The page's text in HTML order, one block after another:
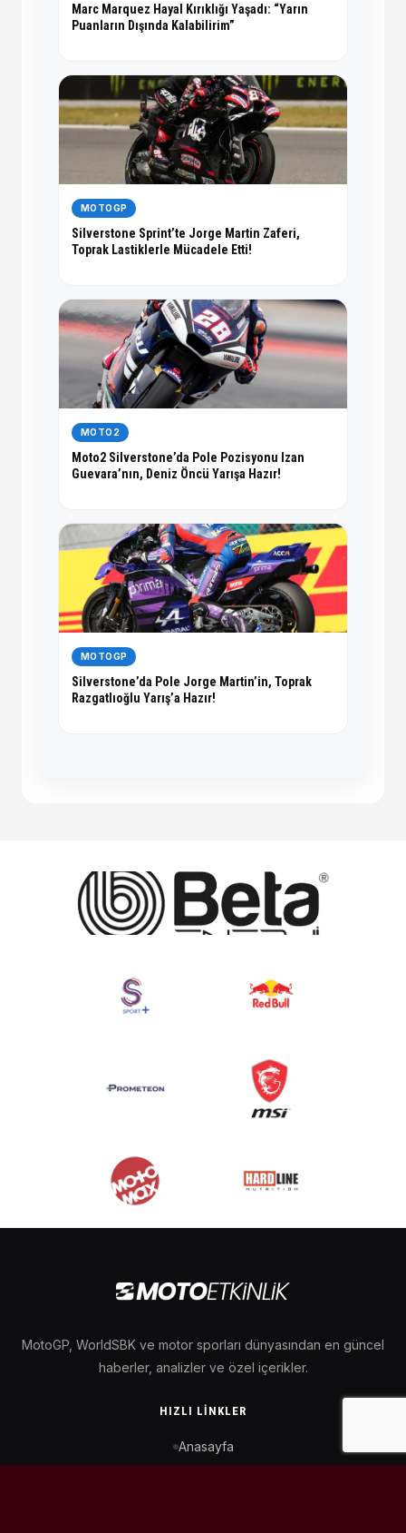
Marc Marquez Hayal Kırıklığı Yaşadı: “Yarın
Puanların Dışında Kalabilirim”
MOTOGP
Silverstone Sprint’te Jorge Martin Zaferi,
Toprak Lastiklerle Mücadele Etti!
MOTO2
Moto2 Silverstone’da Pole Pozisyonu Izan
Guevara’nın, Deniz Öncü Yarışa Hazır!
MOTOGP
Silverstone’da Pole Jorge Martin’in, Toprak
Razgatlıoğlu Yarış’a Hazır!
MotoGP, WorldSBK ve motor sporları dünyasından en güncel
haberler, analizler ve özel içerikler.
HIZLI LINKLER
Anasayfa